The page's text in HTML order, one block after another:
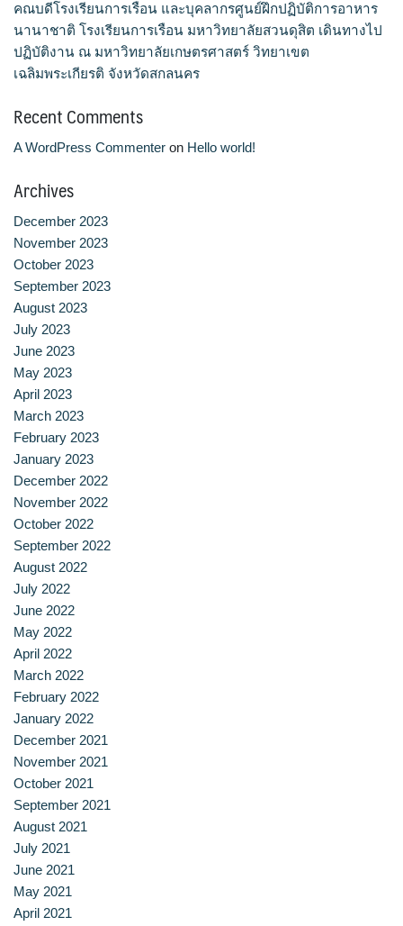
ทำเนียบคณบดี
ทิศทางการดำเนินงานของมหาวิทยาลัยสวนดุสิต
ทุนการศึกษา
นักศึกษา
บันทึกเทปกิจกรรม
บุคลากรสายวิชาการ
บุคลากรสายสนับสนุนวิชาการ
ประวัติ วิสัยทัศน์ พันธกิจ โรงเรียนการเรือน
ปริญญาตรี
ผู้ปกครอง
พันธมิตร
รวมเรื่องขนมไทย
รายงานผลการดำเนินงาน
วารสารวัฒนธรรมอาหารไทย
วีดีโอแนะนำ
ศิษย์เก่า
สาขาวิชาการกำหนดและการประกอบอาหาร
สาขาวิชาคหกรรมศาสตร์
สาขาวิชาอุตสาหกรรมการประกอบอาหาร
สาขาวิชาเทคโนโลยีการประกอบอาหารและการบริการ
สาขาวิชาเทคโนโลยีการแปรรูปอาหาร
คณบดีโรงเรียนการเรือน และบุคลากรศูนย์ฝึกปฏิบัติการอาหาร
นานาชาติ โรงเรียนการเรือน มหาวิทยาลัยสวนดุสิต เดินทางไป
ปฏิบัติงาน ณ มหาวิทยาลัยเกษตรศาสตร์ วิทยาเขต
เฉลิมพระเกียรติ จังหวัดสกลนคร
Recent Comments
A WordPress Commenter on Hello world!
Archives
December 2023
November 2023
October 2023
September 2023
August 2023
July 2023
June 2023
May 2023
April 2023
March 2023
February 2023
January 2023
December 2022
November 2022
October 2022
September 2022
August 2022
July 2022
June 2022
May 2022
April 2022
March 2022
February 2022
January 2022
December 2021
November 2021
October 2021
September 2021
August 2021
July 2021
June 2021
May 2021
April 2021